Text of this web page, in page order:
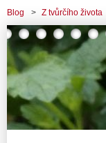
Najčítanejšie články
Najkomentovanejšie
Zoznam blogov
Komerčné blogy
Blog > Z tvůrčího života